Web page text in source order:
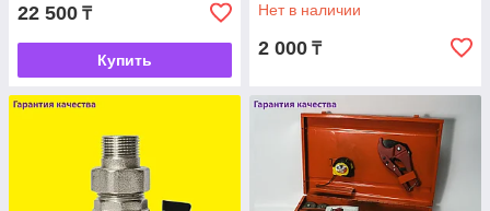
22 500 ₸
Купить
Нет в наличии
2 000 ₸